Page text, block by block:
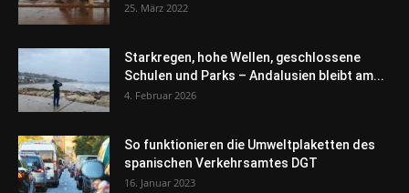
25. März 2022
Starkregen, hohe Wellen, geschlossene
Schulen und Parks – Andalusien bleibt am...
4. Februar 2026
So funktionieren die Umweltplaketten des
spanischen Verkehrsamtes DGT
16. Januar 2023